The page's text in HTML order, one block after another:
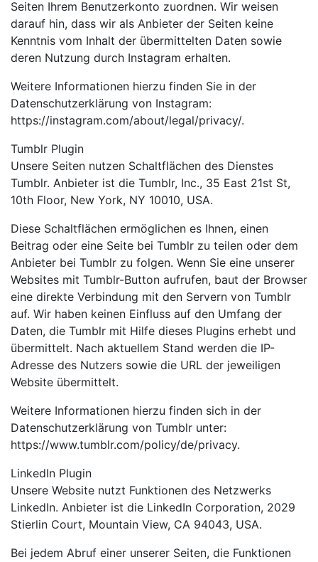
Seiten Ihrem Benutzerkonto zuordnen. Wir weisen
darauf hin, dass wir als Anbieter der Seiten keine
Kenntnis vom Inhalt der übermittelten Daten sowie
deren Nutzung durch Instagram erhalten.
Weitere Informationen hierzu finden Sie in der
Datenschutzerklärung von Instagram:
https://instagram.com/about/legal/privacy/.
Tumblr Plugin
Unsere Seiten nutzen Schaltflächen des Dienstes
Tumblr. Anbieter ist die Tumblr, Inc., 35 East 21st St,
10th Floor, New York, NY 10010, USA.
Diese Schaltflächen ermöglichen es Ihnen, einen
Beitrag oder eine Seite bei Tumblr zu teilen oder dem
Anbieter bei Tumblr zu folgen. Wenn Sie eine unserer
Websites mit Tumblr-Button aufrufen, baut der Browser
eine direkte Verbindung mit den Servern von Tumblr
auf. Wir haben keinen Einfluss auf den Umfang der
Daten, die Tumblr mit Hilfe dieses Plugins erhebt und
übermittelt. Nach aktuellem Stand werden die IP-
Adresse des Nutzers sowie die URL der jeweiligen
Website übermittelt.
Weitere Informationen hierzu finden sich in der
Datenschutzerklärung von Tumblr unter:
https://www.tumblr.com/policy/de/privacy.
LinkedIn Plugin
Unsere Website nutzt Funktionen des Netzwerks
LinkedIn. Anbieter ist die LinkedIn Corporation, 2029
Stierlin Court, Mountain View, CA 94043, USA.
Bei jedem Abruf einer unserer Seiten, die Funktionen